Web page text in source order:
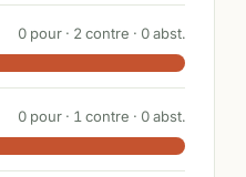
0 pour · 2 contre · 0abst.
0 pour · 1 contre · 0abst.